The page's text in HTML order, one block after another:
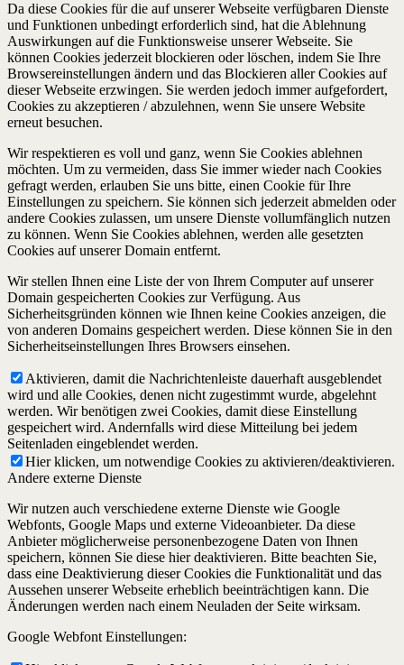
Da diese Cookies für die auf unserer Webseite verfügbaren Dienste
und Funktionen unbedingt erforderlich sind, hat die Ablehnung
Auswirkungen auf die Funktionsweise unserer Webseite. Sie
können Cookies jederzeit blockieren oder löschen, indem Sie Ihre
Browsereinstellungen ändern und das Blockieren aller Cookies auf
dieser Webseite erzwingen. Sie werden jedoch immer aufgefordert,
Cookies zu akzeptieren / abzulehnen, wenn Sie unsere Website
erneut besuchen.
Wir respektieren es voll und ganz, wenn Sie Cookies ablehnen
möchten. Um zu vermeiden, dass Sie immer wieder nach Cookies
gefragt werden, erlauben Sie uns bitte, einen Cookie für Ihre
Einstellungen zu speichern. Sie können sich jederzeit abmelden oder
andere Cookies zulassen, um unsere Dienste vollumfänglich nutzen
zu können. Wenn Sie Cookies ablehnen, werden alle gesetzten
Cookies auf unserer Domain entfernt.
Wir stellen Ihnen eine Liste der von Ihrem Computer auf unserer
Domain gespeicherten Cookies zur Verfügung. Aus
Sicherheitsgründen können wie Ihnen keine Cookies anzeigen, die
von anderen Domains gespeichert werden. Diese können Sie in den
Sicherheitseinstellungen Ihres Browsers einsehen.
Aktivieren, damit die Nachrichtenleiste dauerhaft ausgeblendet
wird und alle Cookies, denen nicht zugestimmt wurde, abgelehnt
werden. Wir benötigen zwei Cookies, damit diese Einstellung
gespeichert wird. Andernfalls wird diese Mitteilung bei jedem
Seitenladen eingeblendet werden.
Hier klicken, um notwendige Cookies zu aktivieren/deaktivieren.
Andere externe Dienste
Wir nutzen auch verschiedene externe Dienste wie Google
Webfonts, Google Maps und externe Videoanbieter. Da diese
Anbieter möglicherweise personenbezogene Daten von Ihnen
speichern, können Sie diese hier deaktivieren. Bitte beachten Sie,
dass eine Deaktivierung dieser Cookies die Funktionalität und das
Aussehen unserer Webseite erheblich beeinträchtigen kann. Die
Änderungen werden nach einem Neuladen der Seite wirksam.
Google Webfont Einstellungen: